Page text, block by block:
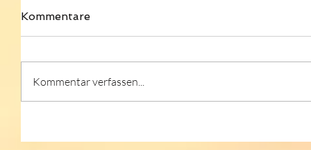
Kommentare
Kommentar verfassen...